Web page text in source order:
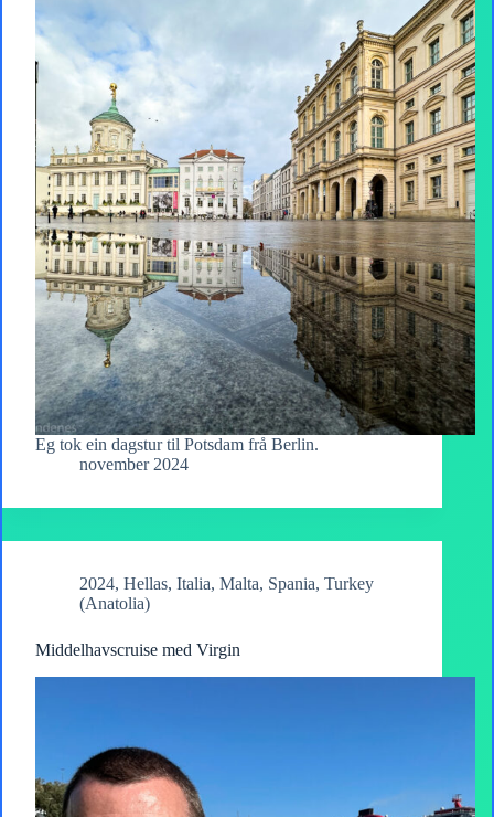
Eg tok ein dagstur til Potsdam frå Berlin.
november 2024
2024, Hellas, Italia, Malta, Spania, Turkey
(Anatolia)
Middelhavscruise med Virgin